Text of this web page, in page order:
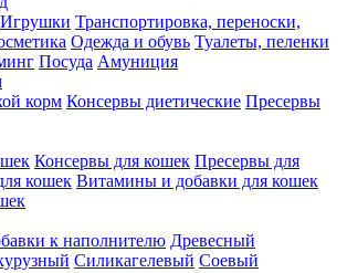
Игрушки Транспортировка, переноски,
Одежда и обувь Туалеты, пеленки
Посуда Амуниция
корм Консервы диетические Пресервы
Консервы для кошек Пресервы для
кошек Витамины и добавки для кошек
к наполнителю Древесный
Силикагелевый Соевый